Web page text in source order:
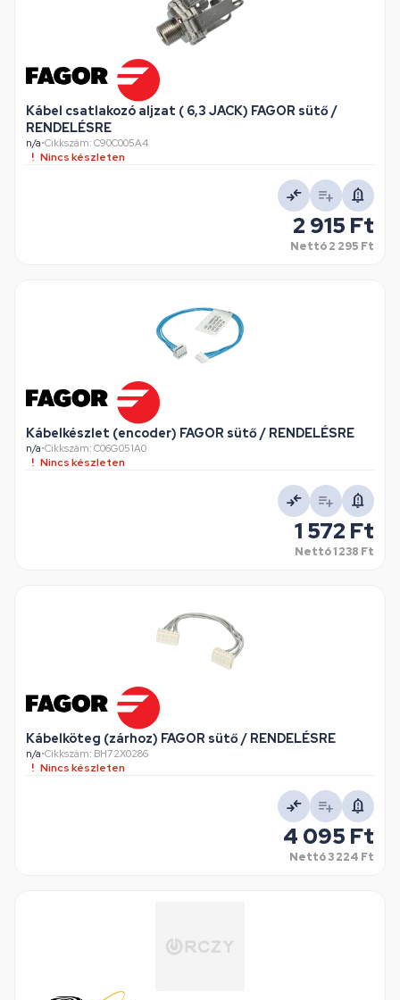
Kábel csatlakozó aljzat ( 6,3 JACK) FAGOR sütő /
RENDELÉSRE
n/a•Cikkszám: C90C005A4
Nincs készleten
2 915 Ft
Nettó2 295 Ft
Kábelkészlet (encoder) FAGOR sütő / RENDELÉSRE
n/a•Cikkszám: C06G051A0
Nincs készleten
1 572 Ft
Nettó1 238 Ft
Kábelköteg (zárhoz) FAGOR sütő / RENDELÉSRE
n/a•Cikkszám: BH72X0286
Nincs készleten
4 095 Ft
Nettó3 224 Ft